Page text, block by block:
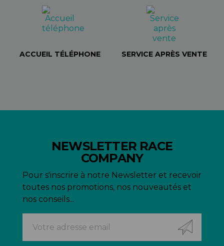
ACCUEIL TÉLÉPHONE SERVICE APRÈS VENTE
NEWSLETTER RACE
COMPANY
Pour s'inscrire à notre Newsletter et recevoir
toutes nos promotions, nos nouveautés et
nos conseils...